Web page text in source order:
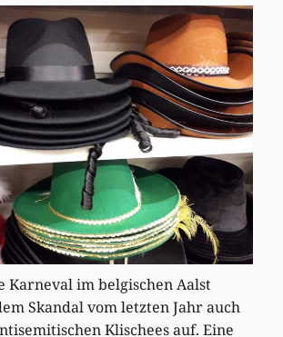
Karneval im belgischen Aalst
Skandal vom letzten Jahr auch
Klischees auf. Eine